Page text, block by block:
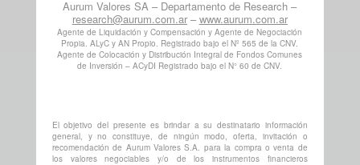
Aurum Valores SA – Departamento de Research –
research@aurum.com.ar– www.aurum.com.ar
Agente de Liquidación y Compensación y Agente de Negociación
Propia. ALyC y AN Propio. Registrado bajo el Nº 565 de la CNV.
Agente de Colocación y Distribución Integral de Fondos Comunes
de Inversión – ACyDI Registrado bajo el N° 60 de CNV.
El objetivo del presente es brindar a su destinatario información
general, y no constituye, de ningún modo, oferta, invitación o
recomendación de Aurum Valores S.A. para la compra o venta de
los valores negociables y/o de los instrumentos financieros